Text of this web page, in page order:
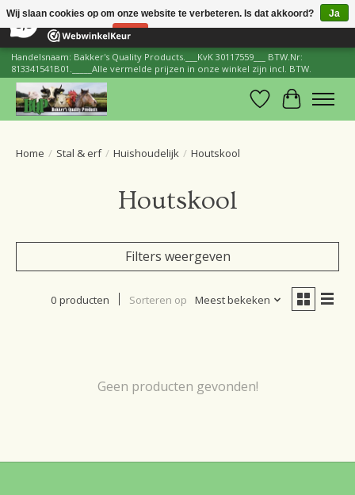
206 Reviews ×
Handelsnaam: Bakker's Quality Products.___KvK 30117559___ BTW.Nr:
813341541B01._____Alle vermelde prijzen in onze winkel zijn incl. BTW.
Verlanglijst
Home / Stal & erf / Huishoudelijk / Houtskool
Houtskool
Filters weergeven
0 producten Sorteren op Meest bekeken
Geen producten gevonden!
Wij slaan cookies op om onze website te verbeteren. Is dat akkoord?
Ja
Nee